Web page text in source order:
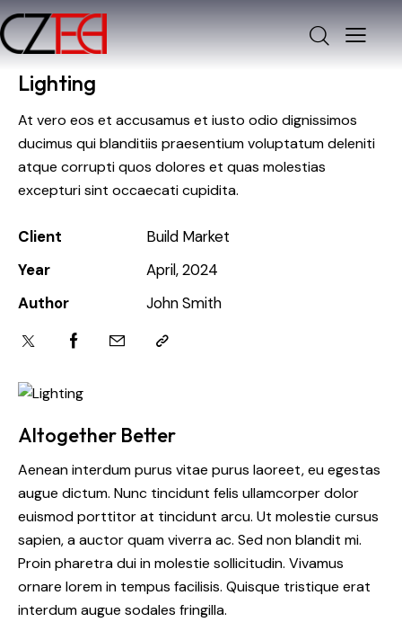
Lighting
Altogether Better
Aenean interdum purus vitae purus laoreet, eu egestas
augue dictum. Nunc tincidunt felis ullamcorper dolor
euismod porttitor at tincidunt arcu. Ut molestie cursus
sapien, a auctor quam viverra ac. Sed non blandit mi.
Proin pharetra dui in molestie sollicitudin. Vivamus
ornare lorem in tempus facilisis. Quisque tristique erat
interdum augue sodales fringilla.
At vero eos et accusamus et iusto odio dignissimos
ducimus qui blanditiis praesentium voluptatum deleniti
atque corrupti quos dolores et quas molestias
excepturi sint occaecati cupidita.
Client
Build Market
Year
April, 2024
Author
John Smith